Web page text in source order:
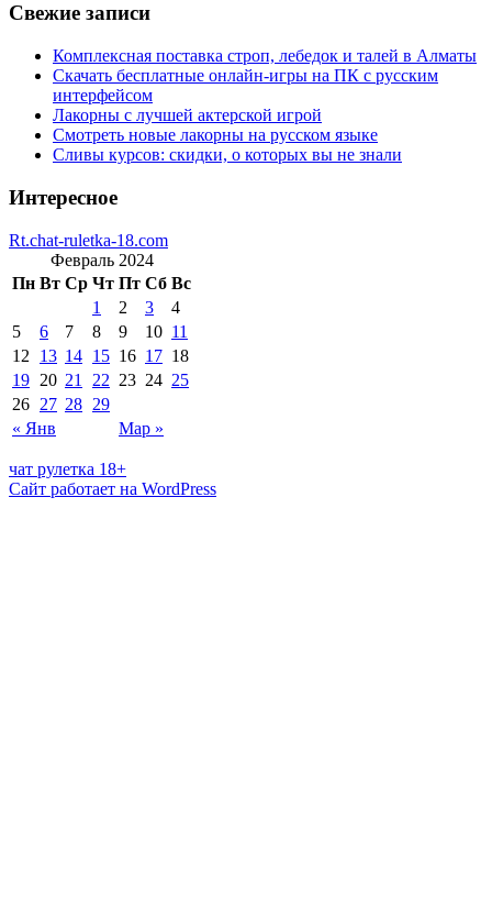
Свежие записи
Комплексная поставка строп, лебедок и талей в Алматы
Скачать бесплатные онлайн-игры на ПК с русским
интерфейсом
Лакорны с лучшей актерской игрой
Смотреть новые лакорны на русском языке
Сливы курсов: скидки, о которых вы не знали
Интересное
Rt.chat-ruletka-18.com
Февраль 2024
Пн Вт Ср Чт Пт Сб Вс
« Янв Мар »
1 2 3
4
5
6 7 8 9 10 11
12
13 14 15 16 17 18
19 20 21 22 23 24 25
26 27 28 29
чат рулетка 18+
Сайт работает на WordPress